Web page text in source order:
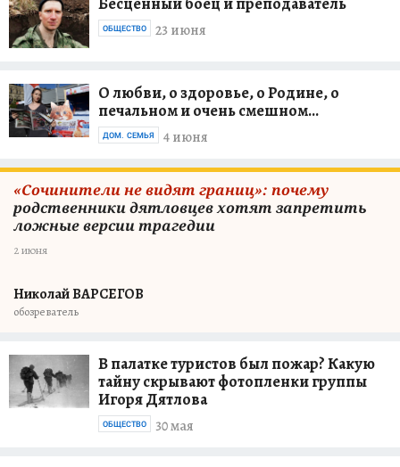
23 июня
ОБЩЕСТВО
О любви, о здоровье, о Родине, о
печальном и очень смешном...
4 июня
ДОМ. СЕМЬЯ
«Сочинители не видят границ»: почему
родственники дятловцев хотят запретить
ложные версии трагедии
2 июня
Николай ВАРСЕГОВ
обозреватель
В палатке туристов был пожар? Какую
тайну скрывают фотопленки группы
Игоря Дятлова
30 мая
ОБЩЕСТВО